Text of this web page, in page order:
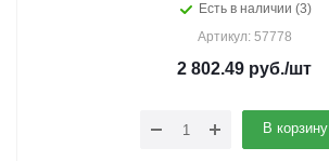
Есть в наличии (3)
Артикул: 57778
2 802.49 руб./шт
В корзину